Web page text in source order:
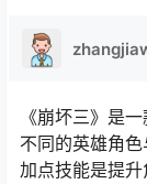
《崩坏三》是
不同的英雄角
加点技能是提